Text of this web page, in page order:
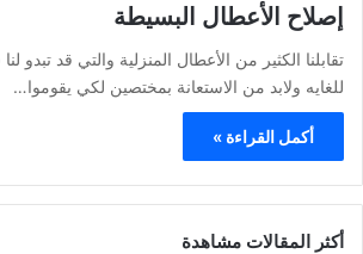
إصلاح الأعطال البسيطة
تقابلنا الكثير من الأعطال المنزلية والتي قد تبدو
للغايه ولابد من الاستعانة بمختصين لكي يقوموا…
أكمل القراءة »
أكثر المقالات مشاهدة